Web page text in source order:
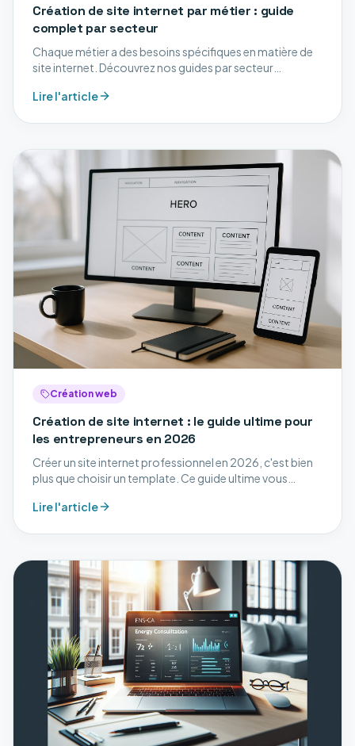
Création de site internet par métier : guide
complet par secteur
Chaque métier a des besoins spécifiques en matière de
site internet. Découvrez nos guides par secteur
Lire l'article
Création web
Création de site internet : le guide ultime pour
les entrepreneurs en 2026
Créer un site internet professionnel en 2026, c'est bien
plus que choisir un template. Ce guide ultime vous
développement, SEO et mise en ligne.
Lire l'article